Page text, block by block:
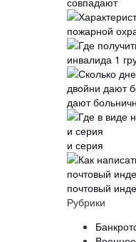
дают
и серия
почтовый
Рубрики